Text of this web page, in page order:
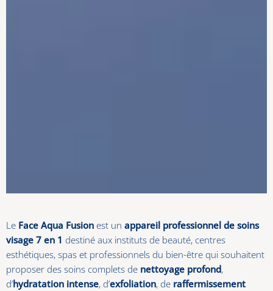
Le Face Aqua Fusion est un appareil professionnel de soins
visage 7 en 1 destiné aux instituts de beauté, centres
esthétiques, spas et professionnels du bien-être qui souhaitent
proposer des soins complets de nettoyage profond,
d’hydratation intense, d’exfoliation, de raffermissement